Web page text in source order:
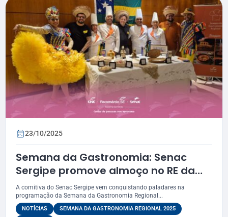
23/10/2025
Semana da Gastronomia: Senac
Sergipe promove almoço no RE da
Câmara dos Deputados
A comitiva do Senac Sergipe vem conquistando paladares na
programação da Semana da Gastronomia Regional...
NOTÍCIAS
SEMANA DA GASTRONOMIA REGIONAL 2025